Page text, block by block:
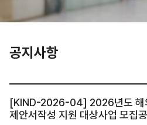
공지사항
[KIND-2026-04] 2026년도 해
제안서작성 지원 대상사업 모집